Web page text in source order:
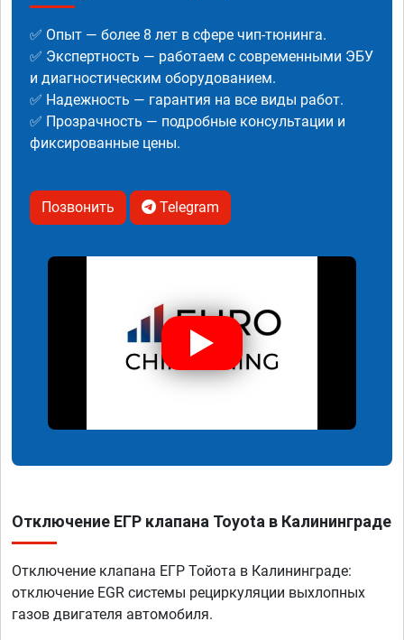
✅ Опыт — более 8 лет в сфере чип-тюнинга.
✅ Экспертность — работаем с современными ЭБУ
и диагностическим оборудованием.
✅ Надежность — гарантия на все виды работ.
✅ Прозрачность — подробные консультации и
фиксированные цены.
Позвонить Telegram
Отключение ЕГР клапана Toyota в Калининграде
Отключение клапана ЕГР Тойота в Калининграде:
отключение EGR системы рециркуляции выхлопных
газов двигателя автомобиля.